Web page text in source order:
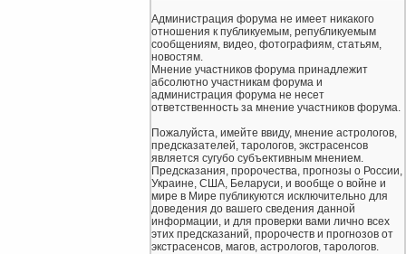
Администрация форума не имеет никакого
отношения к публикуемым, републикуемым
сообщениям, видео, фотографиям, статьям,
новостям.
Мнение участников форума принадлежит
абсолютно участникам форума и
администрация форума не несет
ответственность за мнение участников форума.
Пожалуйста, имейте ввиду, мнение астрологов,
предсказателей, тарологов, экстрасенсов
является сугубо субъективным мнением.
Предсказания, пророчества, прогнозы о России,
Украине, США, Беларуси, и вообще о войне и
мире в Мире публикуются исключительно для
доведения до вашего сведения данной
информации, и для проверки вами лично всех
этих предсказаний, пророчеств и прогнозов от
экстрасенсов, магов, астрологов, тарологов.